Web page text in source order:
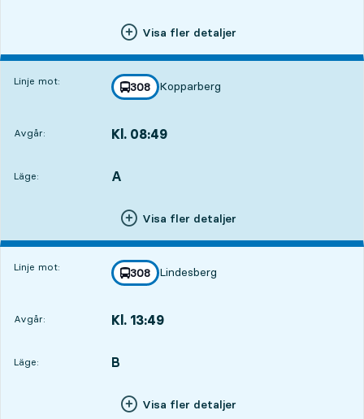
Visa fler detaljer
Linje mot: linje
308
mot
Kopparberg
,
Avgår: Kl. 08:49
Läge:
LÄGE, A
,
Visa fler detaljer
Linje mot: linje
308
mot
Lindesberg
,
Avgår: Kl. 13:49
Läge:
LÄGE, B
,
Visa fler detaljer